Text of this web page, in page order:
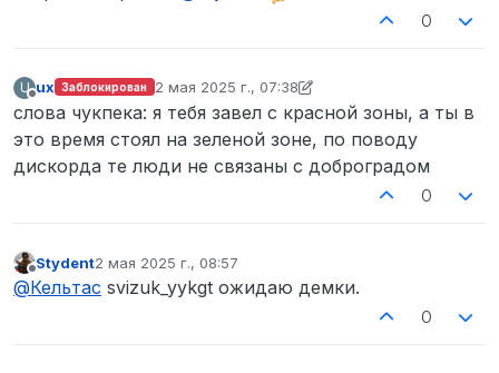
0
U ux Заблокирован 2 мая 2025 г., 07:38
отредактировано ux5 февр. 2025 г., 07:39
слова чукпека: я тебя завел с красной зоны, а ты в
это время стоял на зеленой зоне, по поводу
дискорда те люди не связаны с доброградом
0
Не в сети
Stydent2 мая 2025 г., 08:57
отредактировано
@Кельтас svizuk_yykgt ожидаю демки.
0